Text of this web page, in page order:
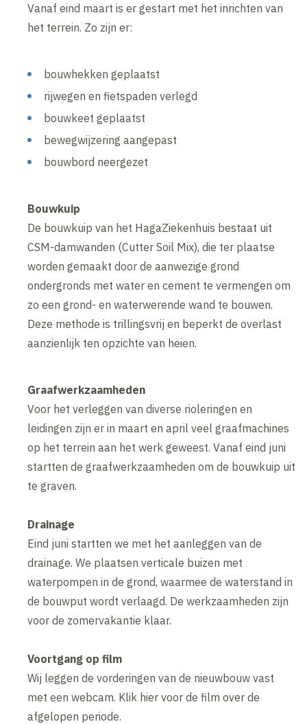
Vanaf eind maart is er gestart met het inrichten van
het terrein. Zo zijn er:
bouwhekken geplaatst
rijwegen en fietspaden verlegd
bouwkeet geplaatst
bewegwijzering aangepast
bouwbord neergezet
Bouwkuip
De bouwkuip van het HagaZiekenhuis bestaat uit
CSM-damwanden (Cutter Soil Mix), die ter plaatse
worden gemaakt door de aanwezige grond
ondergronds met water en cement te vermengen om
zo een grond- en waterwerende wand te bouwen.
Deze methode is trillingsvrij en beperkt de overlast
aanzienlijk ten opzichte van heien.
Graafwerkzaamheden
Voor het verleggen van diverse rioleringen en
leidingen zijn er in maart en april veel graafmachines
op het terrein aan het werk geweest. Vanaf eind juni
startten de graafwerkzaamheden om de bouwkuip uit
te graven.
Drainage
Eind juni startten we met het aanleggen van de
drainage. We plaatsen verticale buizen met
waterpompen in de grond, waarmee de waterstand in
de bouwput wordt verlaagd. De werkzaamheden zijn
voor de zomervakantie klaar.
Voortgang op film
Wij leggen de vorderingen van de nieuwbouw vast
met een webcam. Klik hier voor de film over de
afgelopen periode.